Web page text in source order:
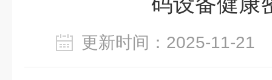
更新时间：2025-11-